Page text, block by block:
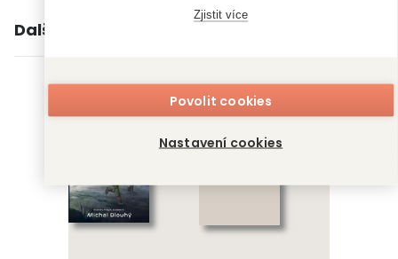
Zjistit více
Povolit cookies
Nastavení cookies
Další knihy autora